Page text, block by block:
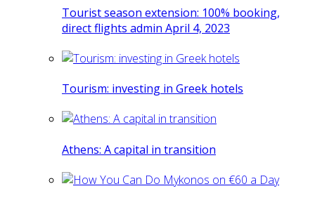
Tourist season extension: 100% booking,
direct flights admin April 4, 2023
Tourism: investing in Greek hotels
Athens: A capital in transition